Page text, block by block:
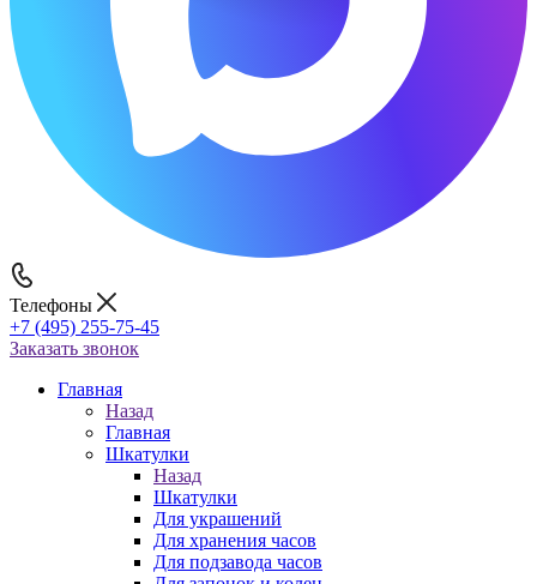
Телефоны
+7 (495) 255-75-45
Заказать звонок
Главная
Назад
Главная
Шкатулки
Назад
Шкатулки
Для украшений
Для хранения часов
Для подзавода часов